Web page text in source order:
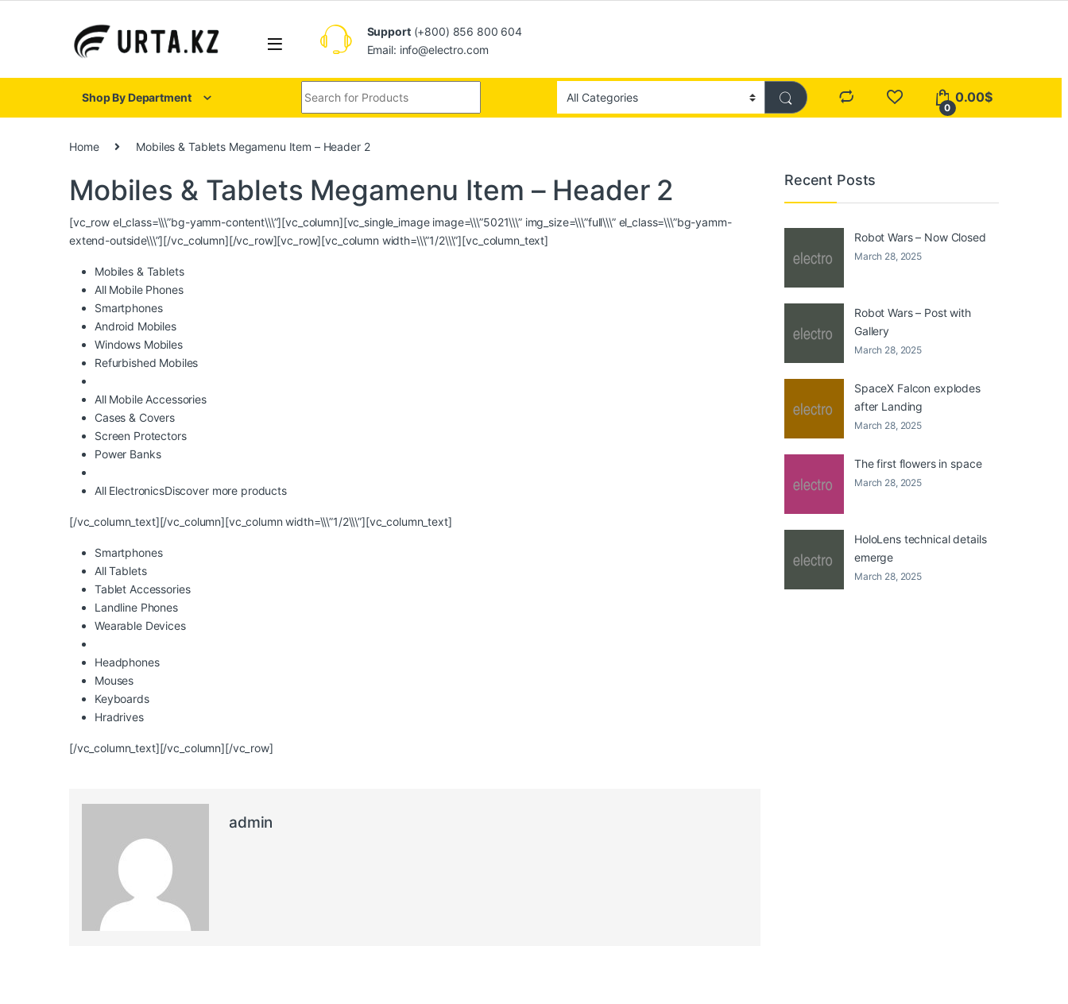
Support(+800) 856 800 604
Email: info@electro.com
Shop By Department
0
0.00$
Home Mobiles & Tablets Megamenu Item – Header 2
Mobiles & Tablets Megamenu Item – Header 2
[vc_row el_class=\\\”bg-yamm-content\\\”][vc_column][vc_single_image image=\\\”5021\\\” img_size=\\\”full\\\” el_class=\\\”bg-yamm-
extend-outside\\\”][/vc_column][/vc_row][vc_row][vc_column width=\\\”1/2\\\”][vc_column_text]
Mobiles & Tablets
All Mobile Phones
Smartphones
Android Mobiles
Windows Mobiles
Refurbished Mobiles
All Mobile Accessories
Cases & Covers
Screen Protectors
Power Banks
All ElectronicsDiscover more products
[/vc_column_text][/vc_column][vc_column width=\\\”1/2\\\”][vc_column_text]
Smartphones
All Tablets
Tablet Accessories
Landline Phones
Wearable Devices
Headphones
Mouses
Keyboards
Hradrives
[/vc_column_text][/vc_column][/vc_row]
admin
Recent Posts
Robot Wars – Now Closed
March 28, 2025
Robot Wars – Post with
Gallery
March 28, 2025
SpaceX Falcon explodes
after Landing
March 28, 2025
The first flowers in space
March 28, 2025
HoloLens technical details
emerge
March 28, 2025